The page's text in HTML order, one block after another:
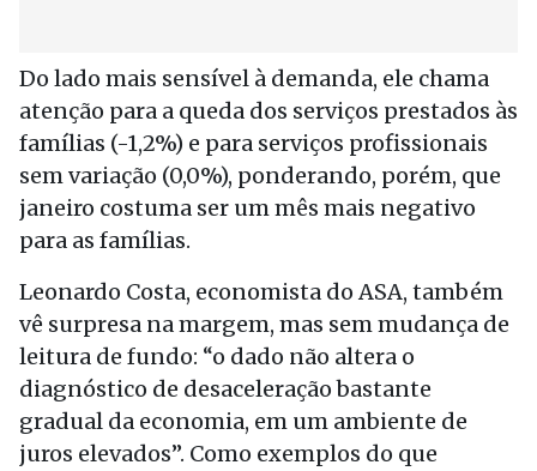
Do lado mais sensível à demanda, ele chama
atenção para a queda dos serviços prestados às
famílias (-1,2%) e para serviços profissionais
sem variação (0,0%), ponderando, porém, que
janeiro costuma ser um mês mais negativo
para as famílias.
Leonardo Costa, economista do ASA, também
vê surpresa na margem, mas sem mudança de
leitura de fundo: “o dado não altera o
diagnóstico de desaceleração bastante
gradual da economia, em um ambiente de
juros elevados”. Como exemplos do que